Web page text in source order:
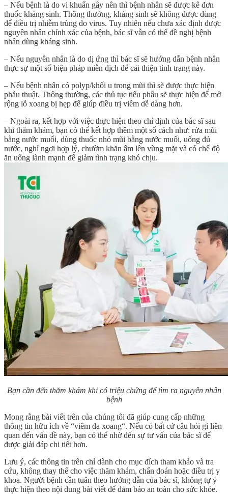
– Nếu bệnh là do vi khuẩn gây nên thì bệnh nhân sẽ được kê đơn
thuốc kháng sinh. Thông thường, kháng sinh sẽ không được dùng
để điều trị nhiễm trùng do virus. Tuy nhiên nếu chưa xác định được
nguyên nhân chính xác của bệnh, bác sĩ vẫn có thể đề nghị bệnh
nhân dùng kháng sinh.
– Nếu nguyên nhân là do dị ứng thì bác sĩ sẽ hướng dẫn bệnh nhân
thực sự một số biện pháp miễn dịch để cải thiện tình trạng này.
– Nếu bệnh nhân có polyp/khối u trong mũi thì sẽ được thực hiện
phẫu thuật. Thông thường, các thủ tục tiểu phẫu sẽ thực hiện để mở
rộng lỗ xoang bị hẹp để giúp điều trị viêm dễ dàng hơn.
– Ngoài ra, kết hợp với việc thực hiện theo chỉ định của bác sĩ sau
khi thăm khám, bạn có thể kết hợp thêm một số cách như: rửa mũi
bằng nước muối, dùng thuốc nhỏ mũi bằng nước muối, uống đủ
nước, nghỉ ngơi hợp lý, chườm khăn ấm lên vùng mặt và có chế độ
ăn uống lành mạnh để giảm tình trạng khó chịu.
Bạn cần đến thăm khám khi có triệu chứng để tìm ra nguyên nhân
bệnh
Mong rằng bài viết trên của chúng tôi đã giúp cung cấp những
thông tin hữu ích về “viêm đa xoang“. Nếu có bất cứ câu hỏi gì liên
quan đến vấn đề này, bạn có thể nhờ đến sự tư vấn của bác sĩ để
được giải đáp chi tiết hơn.
Lưu ý, các thông tin trên chỉ dành cho mục đích tham khảo và tra
cứu, không thay thế cho việc thăm khám, chẩn đoán hoặc điều trị y
khoa. Người bệnh cần tuân theo hướng dẫn của bác sĩ, không tự ý
thực hiện theo nội dung bài viết để đảm bảo an toàn cho sức khỏe.